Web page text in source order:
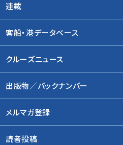
連載
客船・港データベース
クルーズニュース
出版物／バックナンバー
メルマガ登録
読者投稿